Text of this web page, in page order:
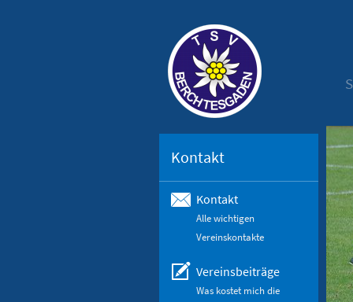
Kontakt
Kontakt
Alle wichtigen
Vereinskontakte
Vereinsbeiträge
Was kostet mich die